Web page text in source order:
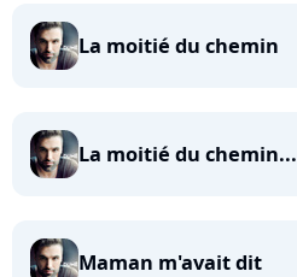
La moitié du chemin
La moitié du chemin...
Maman m'avait dit